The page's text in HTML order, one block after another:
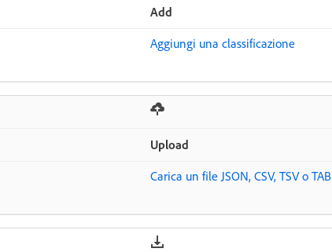
Add
Aggiungi una classificazione
Upload
Carica un file JSON, CSV, TSV o TAB